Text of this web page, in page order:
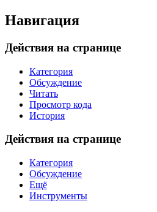
Навигация
Действия на странице
Категория
Обсуждение
Читать
Просмотр кода
История
Действия на странице
Категория
Обсуждение
Ещё
Инструменты